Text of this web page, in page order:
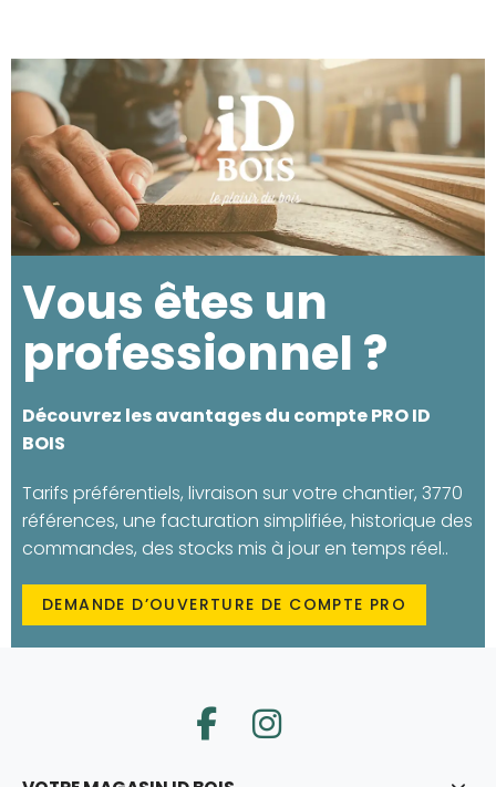
Vous êtes un
professionnel ?
Découvrez les avantages du compte PRO ID
BOIS
Tarifs préférentiels, livraison sur votre chantier, 3770
références, une facturation simplifiée, historique des
commandes, des stocks mis à jour en temps réel..
DEMANDE D’OUVERTURE DE COMPTE PRO